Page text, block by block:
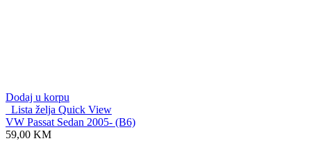
Dodaj u korpu
Lista želja Quick View
VW Passat Sedan 2005- (B6)
59,00 KM